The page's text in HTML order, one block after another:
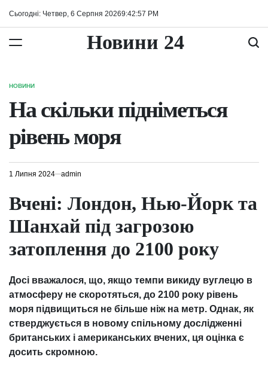
Сьогодні: Четвер, 6 Серпня 20269:42:58 PM
Новини 24
ОПУБЛІКУВАТИ
НОВИНИ
На скільки підніметься
рівень моря
1 Липня 2024 admin
Вчені: Лондон, Нью-Йорк та
Шанхай під загрозою
затоплення до 2100 року
Досі вважалося, що, якщо темпи викиду вуглецю в
атмосферу не скоротяться, до 2100 року рівень
моря підвищиться не більше ніж на метр. Однак, як
стверджується в новому спільному дослідженні
британських і американських вчених, ця оцінка є
досить скромною.